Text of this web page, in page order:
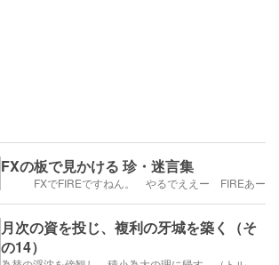
FXの板で見かける 珍・迷言集
FXでFIREですねん。 やるでええー FIREあー
月次の資を投じ、複利の牙城を築く（そ
の14）